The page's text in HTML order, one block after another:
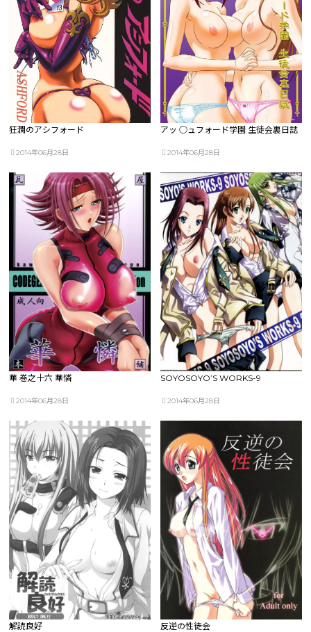
狂瀾のアシフォード
2014年06月28日
アッ ○ュフォード学園 生徒会裏日誌
2014年06月28日
華 巻之十六 華憐
2014年06月28日
SOYOSOYO’S WORKS-9
2014年06月28日
解読良好 反逆の性徒会